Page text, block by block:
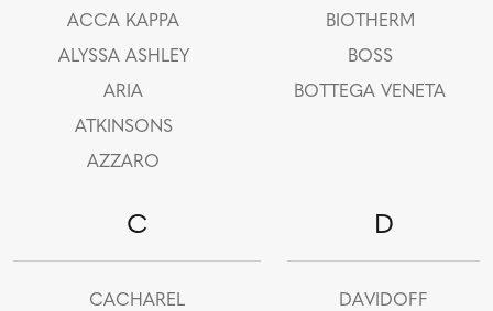
ACCA KAPPA
ALYSSA ASHLEY
ARIA
ATKINSONS
AZZARO
BIOTHERM
BOSS
BOTTEGA VENETA
C
CACHAREL
D
DAVIDOFF